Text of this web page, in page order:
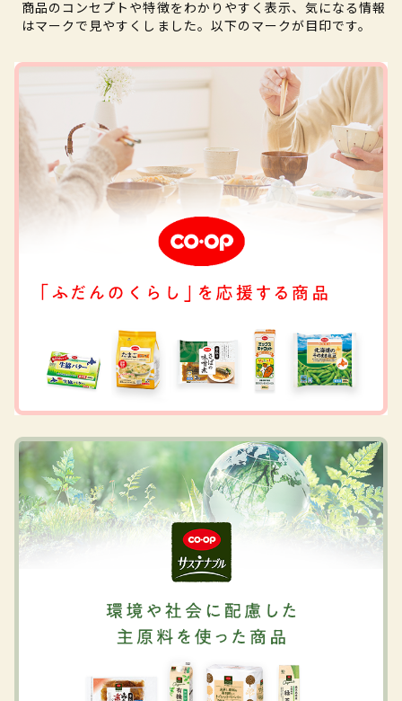
商品のコンセプトや特徴をわかりやすく表示、気になる情報
はマークで見やすくしました。以下のマークが目印です。